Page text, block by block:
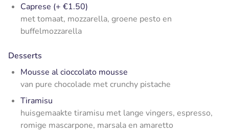
Caprese (+ €1.50)
met tomaat, mozzarella, groene pesto en
buffelmozzarella
Desserts
Mousse al cioccolato mousse
van pure chocolade met crunchy pistache
Tiramisu
huisgemaakte tiramisu met lange vingers, espresso,
romige mascarpone, marsala en amaretto